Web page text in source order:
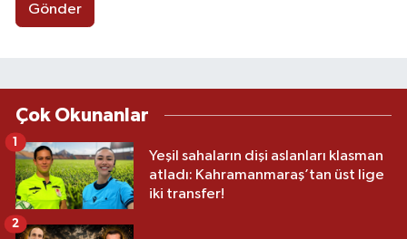
Gönder
Çok Okunanlar
Yeşil sahaların dişi aslanları klasman
atladı: Kahramanmaraş’tan üst lige
iki transfer!
1
2